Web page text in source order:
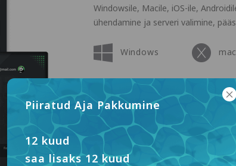
Windowsile, Macile, iOS-ile,
ühendamine ja serveri valimine,
Windows
Apple TV
Linux
Piiratud Aja Pakkumine
12 kuud
saa lisaks 12 kuud